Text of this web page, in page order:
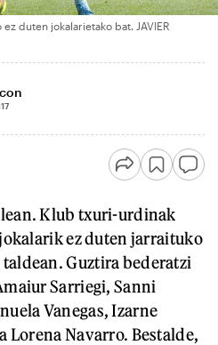
duten jokalarietako bat. JAVIER
Klub txuri-urdinak
ez duten jarraituko
Guztira bederatzi
Sarriegi, Sanni
Vanegas, Izarne
Lorena Navarro. Bestalde,